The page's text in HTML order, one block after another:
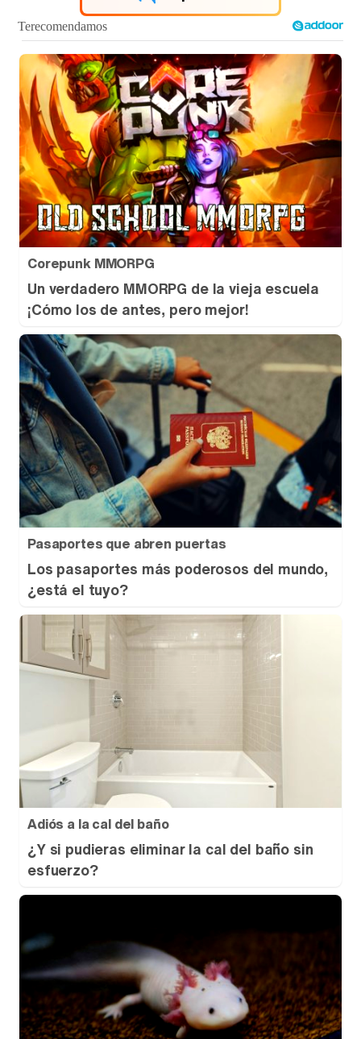
Corepunk MMORPG
Un verdadero MMORPG de la vieja escuela
¡Cómo los de antes, pero mejor!
Pasaportes que abren puertas
Los pasaportes más poderosos del mundo,
¿está el tuyo?
Adiós a la cal del baño
¿Y si pudieras eliminar la cal del baño sin
esfuerzo?